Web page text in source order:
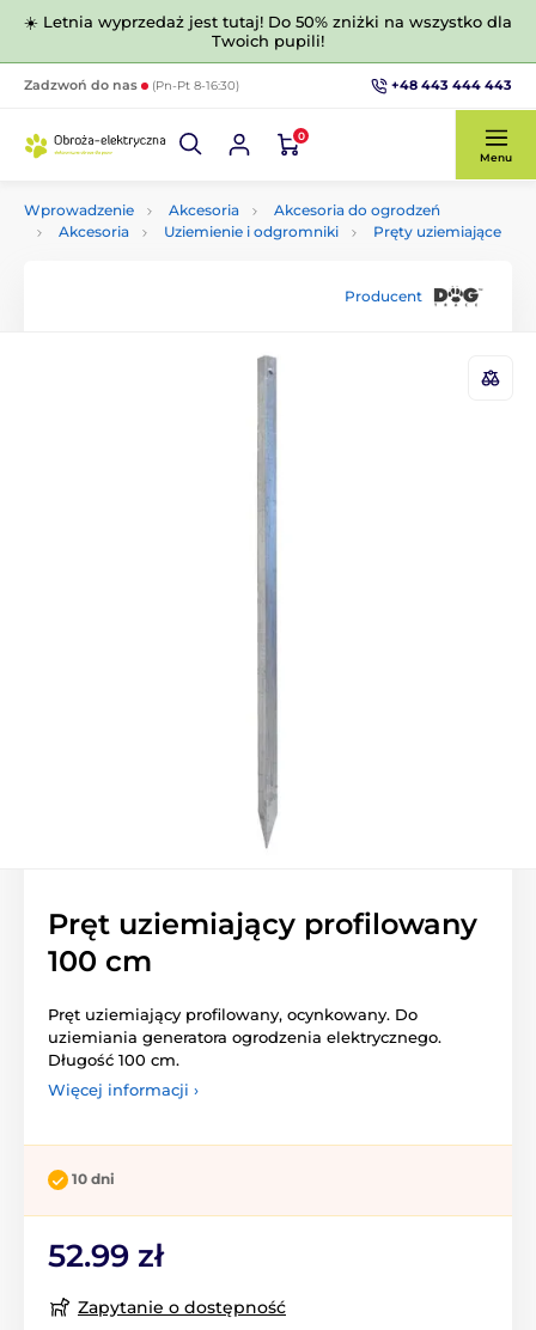
☀️ Letnia wyprzedaż jest tutaj! Do 50% zniżki na wszystko dla
Twoich pupili!
Zadzwoń do nas (Pn-Pt 8-16:30) +48 443 444 443
0
Menu
Wprowadzenie Akcesoria
Akcesoria do ogrodzeń
Akcesoria
Uziemienie i odgromniki Pręty uziemiające
Producent
Pręt uziemiający profilowany
100 cm
Pręt uziemiający profilowany, ocynkowany. Do
uziemiania generatora ogrodzenia elektrycznego.
Długość 100 cm.
Więcej informacji ›
10 dni
52.99 zł
Zapytanie o dostępność